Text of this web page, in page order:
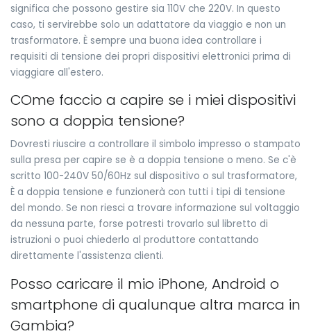
significa che possono gestire sia 110V che 220V. In questo
caso, ti servirebbe solo un adattatore da viaggio e non un
trasformatore. È sempre una buona idea controllare i
requisiti di tensione dei propri dispositivi elettronici prima di
viaggiare all'estero.
COme faccio a capire se i miei dispositivi
sono a doppia tensione?
Dovresti riuscire a controllare il simbolo impresso o stampato
sulla presa per capire se è a doppia tensione o meno. Se c'è
scritto 100-240V 50/60Hz sul dispositivo o sul trasformatore,
È a doppia tensione e funzionerà con tutti i tipi di tensione
del mondo. Se non riesci a trovare informazione sul voltaggio
da nessuna parte, forse potresti trovarlo sul libretto di
istruzioni o puoi chiederlo al produttore contattando
direttamente l'assistenza clienti.
Posso caricare il mio iPhone, Android o
smartphone di qualunque altra marca in
Gambia?